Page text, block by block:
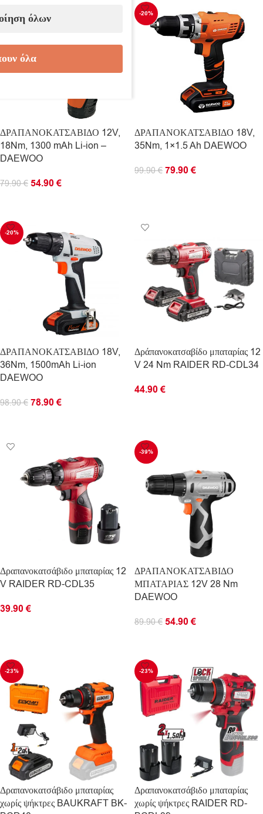
-31%
ΔΡΑΠΑΝΟΚΑΤΣΑΒΙΔΟ 12V,
18Nm, 1300 mAh Li-ion –
DAEWOO
79.90€ 54.90€
-20%
ΔΡΑΠΑΝΟΚΑΤΣΑΒΙΔΟ 18V,
35Nm, 1×1.5 Ah DAEWOO
99.90€ 79.90€
-20%
ΔΡΑΠΑΝΟΚΑΤΣΑΒΙΔΟ 18V,
36Nm, 1500mAh Li-ion
DAEWOO
98.90€ 78.90€
Δράπανοκατσαβίδο μπαταρίας 12
V 24 Nm RAIDER RD-CDL34
44.90€
Δραπανοκατσάβιδο μπαταρίας 12
V RAIDER RD-CDL35
39.90€
-39%
ΔΡΑΠΑΝΟΚΑΤΣΑΒΙΔΟ
ΜΠΑΤΑΡΙΑΣ 12V 28 Nm
DAEWOO
89.90€ 54.90€
-23%
Δραπανοκατσάβιδο μπαταρίας
χωρίς ψήκτρες BAUKRAFT BK-
-23%
Δραπανοκατσάβιδο μπαταρίας
χωρίς ψήκτρες RAIDER RD-
όλων
όλα